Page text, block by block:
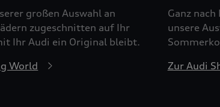
großen Auswahl an
zugeschnitten auf Ihr
Ihr Audi ein Original bleibt.
World
Ganz
unsere
Zur Audi